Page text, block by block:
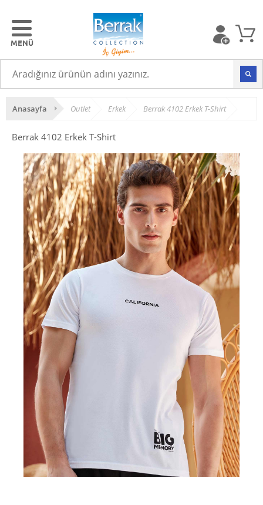
Anasayfa Outlet Erkek Berrak 4102 Erkek T-Shirt
Berrak 4102 Erkek T-Shirt